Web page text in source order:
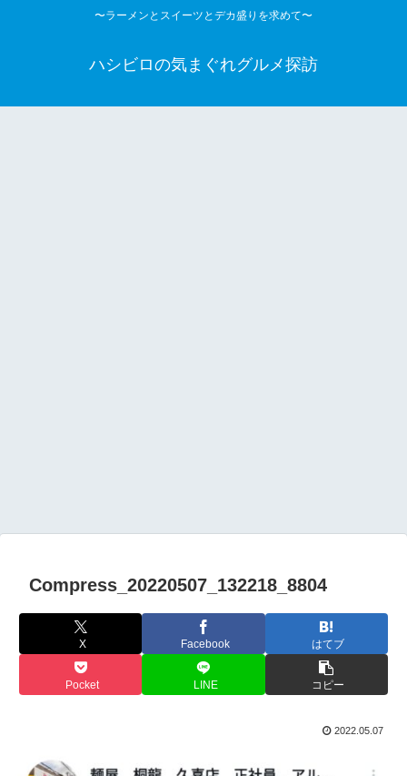
〜ラーメンとスイーツとデカ盛りを求めて〜
ハシビロの気まぐれグルメ探訪
Compress_20220507_132218_8804
X Facebook はてブ
Pocket LINE コピー
2022.05.07